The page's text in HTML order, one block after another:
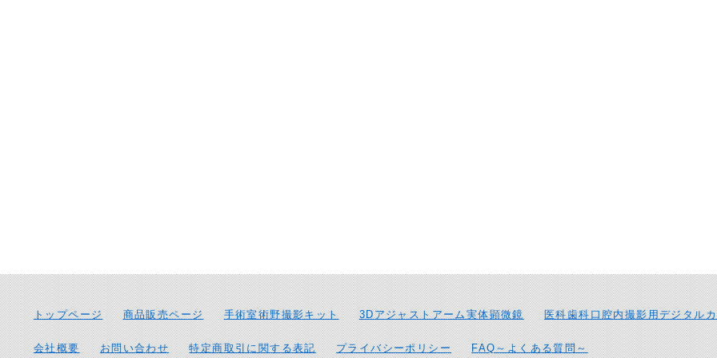
トップページ 商品販売ページ 手術室術野撮影キット 3Dアジャストアーム実体顕微鏡 医科歯科口腔内撮影用デジタル
会社概要 お問い合わせ 特定商取引に関する表記 プライバシーポリシー FAQ～よくある質問～